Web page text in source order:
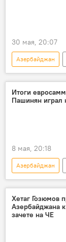
30 мая, 20:07
Азербайджан
Колумнисты
ЕАЭС
Итоги
Пашинян играл
8 мая, 20:18
Азербайджан
Эммануэль
Евросоюз
Хетаг Гозюмов
Азербайджана
зачете на ЧЕ